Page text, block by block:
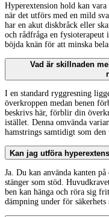
Hyperextension hold kan
när det utförs med en mild
har en akut diskbråck eller
och rådfråga en fysioterapeut
böjda knän för att minska
Vad är skillnaden
I en standard ryggresning
överkroppen medan benen
beskrivs här, förblir din
istället. Denna omvända
hamstrings samtidigt som
Kan jag utföra
Ja. Du kan använda kanten
stänger som stöd.
ben kan hänga och röra sig
dämpning under för säkerhets